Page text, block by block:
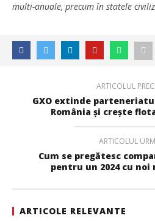
multi-anuale, precum în statele
ARTICOLUL
GXO extinde
România și crește
ARTICOLUL
Cum se pregătesc
pentru un 2024 cu noi
ARTICOLE RELEVANTE